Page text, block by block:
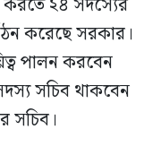
করেছে সরকার।
পালন করবেন
সচিব থাকবেন
সচিব।